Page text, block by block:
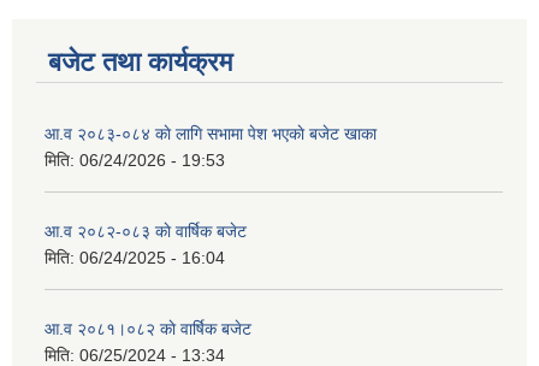
बजेट तथा कार्यक्रम
आ.व २०८३-०८४ काे लागि सभामा पेश भएकाे बजेट खाका
मिति: 06/24/2026 - 19:53
आ.व २०८२-०८३ काे वार्षिक बजेट
मिति: 06/24/2025 - 16:04
आ.व २०८१।०८२ काे वार्षिक बजेट
मिति: 06/25/2024 - 13:34